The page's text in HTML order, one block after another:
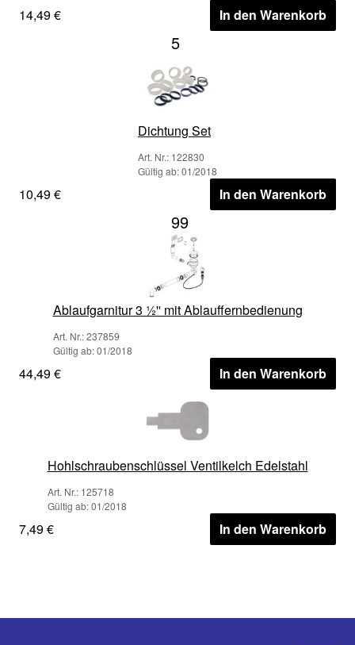
14,49 € In den Warenkorb
5
Dichtung Set
Art. Nr.: 122830
Gültig ab: 01/2018
10,49 € In den Warenkorb
99
Ablaufgarnitur 3 ½'' mit Ablauffernbedienung
Art. Nr.: 237859
Gültig ab: 01/2018
44,49 € In den Warenkorb
Hohlschraubenschlüssel Ventilkelch Edelstahl
Art. Nr.: 125718
Gültig ab: 01/2018
7,49 € In den Warenkorb